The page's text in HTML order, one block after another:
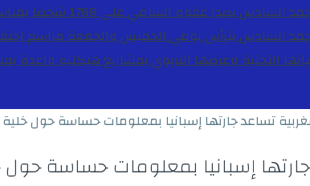
يصدر عفوه السامي على 1788 شخصا بمناسبة عيد العرش المجيد
السادس يترأس يومي الخميس والجمعة مراسم
التحتية وعرضها التربوي بمشاريع هيكلية واعدة
تساعد جارتها إسبانيا بمعلومات حساسة حول
جارتها إسبانيا بمعلومات حساسة